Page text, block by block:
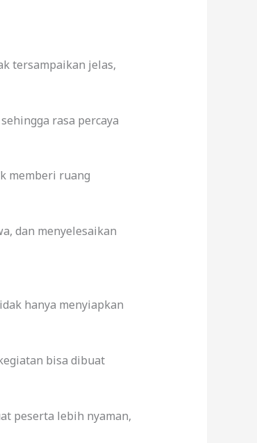
tersampaikan jelas,
rasa percaya
memberi ruang
dan menyelesaikan
hanya menyiapkan
bisa dibuat
peserta lebih nyaman,